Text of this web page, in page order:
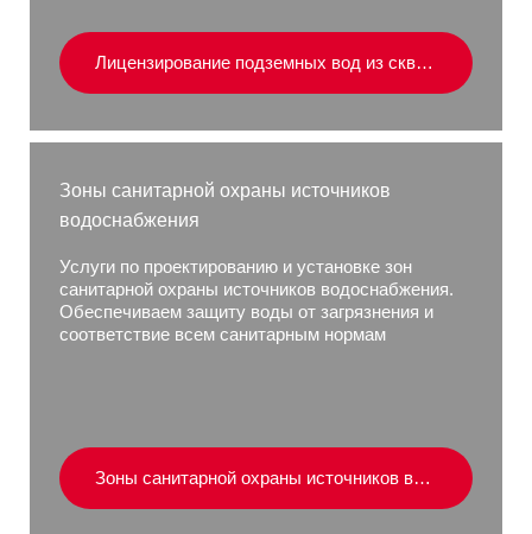
Лицензирование подземных вод из скважин и родников
Зоны санитарной охраны источников
водоснабжения
Услуги по проектированию и установке зон
санитарной охраны источников водоснабжения.
Обеспечиваем защиту воды от загрязнения и
соответствие всем санитарным нормам
Зоны санитарной охраны источников водоснабжения